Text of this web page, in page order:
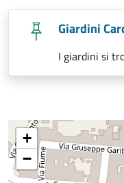
Giardini
I giardini si
+
−